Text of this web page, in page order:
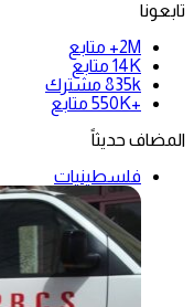
تابعونا
2M+
متابع
14K متابع
835k مشترك
+550K
متابع
المضاف حديثاً
فلسطينيات